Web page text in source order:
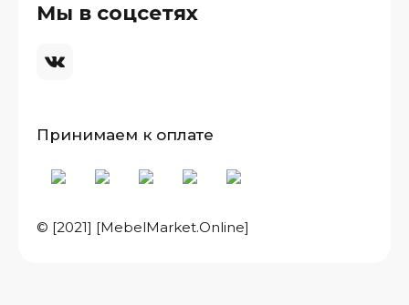
© [2021] [MebelMarket.Online]
Мы в соцсетях
Принимаем к оплате